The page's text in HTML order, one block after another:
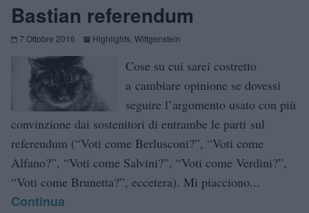
Bastian referendum
7 Ottobre 2016 Highlights Wittgenstein
Cose su cui sarei costretto
a cambiare opinione se dovessi
seguire l’argomento usato con più
convinzione dai sostenitori di entrambe le parti sul
referendum (“Voti come Berlusconi?”, “Voti come
Alfano?”, “Voti come Salvini?”, “Voti come Verdini?”,
“Voti come Brunetta?”, eccetera). Mi piacciono...
Continua